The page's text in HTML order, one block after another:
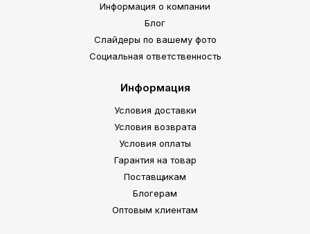
Информация о компании
Блог
Слайдеры по вашему фото
Социальная ответственность
Информация
Условия доставки
Условия возврата
Условия оплаты
Гарантия на товар
Поставщикам
Блогерам
Оптовым клиентам